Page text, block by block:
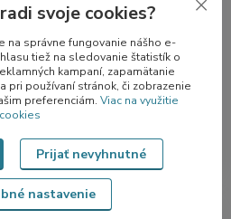
história a súčasnosť
filipojakubská noc, pripadá na noc
svoje cookies?
na správne fungovanie nášho e-
tiež na sledovanie štatistík o
kampaní, zapamätanie
pri používaní stránok, či zobrazenie
preferenciám. Viac na využitie
cookies
Prijať nevyhnutné
nastavenie